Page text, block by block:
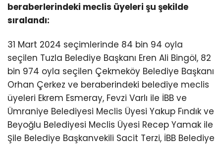
beraberlerindeki meclis üyeleri şu şekilde
sıralandı:
31 Mart 2024 seçimlerinde 84 bin 94 oyla
seçilen Tuzla Belediye Başkanı Eren Ali Bingöl, 82
bin 974 oyla seçilen Çekmeköy Belediye Başkanı
Orhan Çerkez ve beraberindeki belediye meclis
üyeleri Ekrem Esmeray, Fevzi Varlı ile İBB ve
Ümraniye Belediyesi Meclis Üyesi Yakup Fındık ve
Beyoğlu Belediyesi Meclis Üyesi Recep Yamak ile
Şile Belediye Başkanvekili Sacit Terzi, İBB Belediye